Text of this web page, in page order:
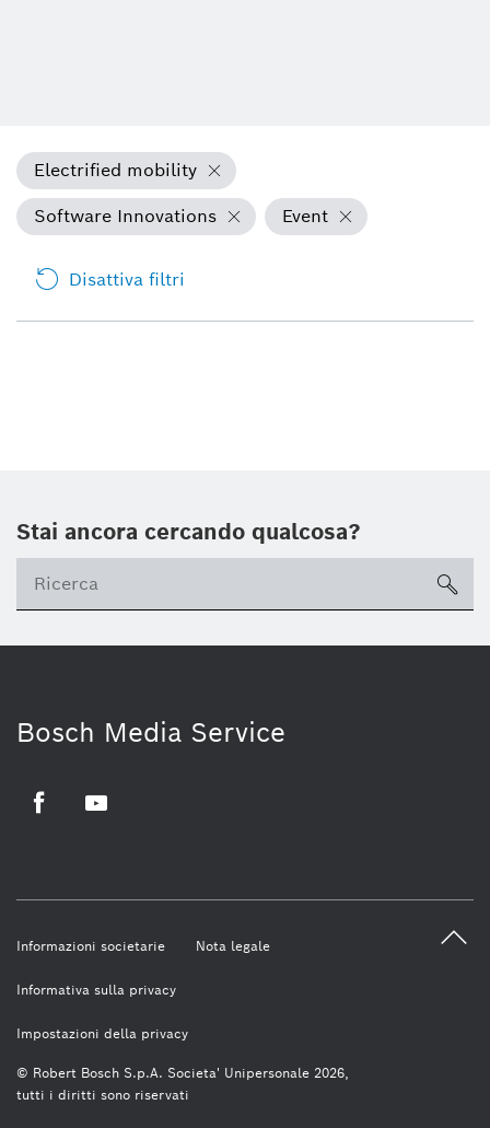
Electrified mobility
Software Innovations
Event
Disattiva filtri
Stai ancora cercando qualcosa?
Bosch Media Service
© Robert Bosch S.p.A. Societa' Unipersonale 2026,
tutti i diritti sono riservati
Informazioni societarie Nota legale
Informativa sulla privacy
Impostazioni della privacy